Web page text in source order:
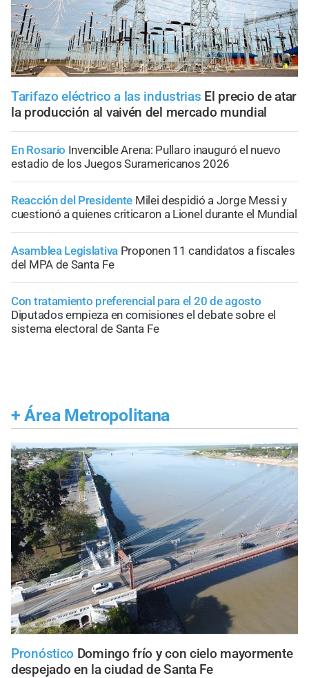
Tarifazo eléctrico a las industrias El precio de atar
la producción al vaivén del mercado mundial
En Rosario Invencible Arena: Pullaro inauguró el nuevo
estadio de los Juegos Suramericanos 2026
Reacción del Presidente Milei despidió a Jorge Messi y
cuestionó a quienes criticaron a Lionel durante el Mundial
Asamblea Legislativa Proponen 11 candidatos a fiscales
del MPA de Santa Fe
Con tratamiento preferencial para el 20 de agosto
Diputados empieza en comisiones el debate sobre el
sistema electoral de Santa Fe
+ Área Metropolitana
Pronóstico Domingo frío y con cielo mayormente
despejado en la ciudad de Santa Fe